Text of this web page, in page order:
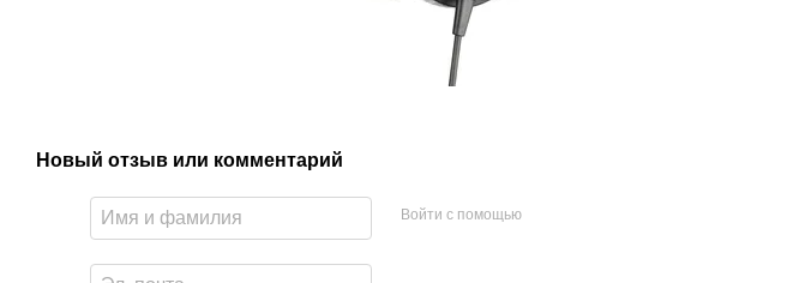
Новый отзыв или комментарий
Войти с помощью